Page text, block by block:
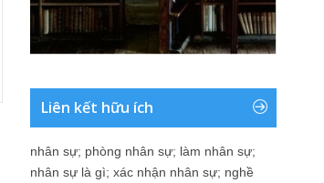
Liên kết hữu ích
nhân sự; phòng nhân sự; làm nhân sự;
nhân sự là gì; xác nhận nhân sự; nghề